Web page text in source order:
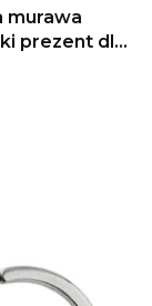
murawa
prezent dla